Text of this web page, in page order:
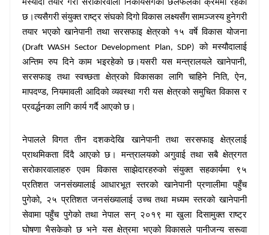
छ।त्यसैगरी संयुक्त राष्ट्र संघको दिगो विकास लक्ष्यसँगसामञ्जस्य हुनेगरी
तयार भएको खानेपानी तथा सरसफाइ क्षेत्रको १५ वर्षे विकास योजना
(Draft WASH Sector Development Plan, SDP)को मस्यौदालाई
अन्तिम रुप दिने काम भइरहेको छ।यसरी यस मन्त्रालयले खानेपानी,
सरसफाइ तथा स्वच्छता क्षेत्रको विकासका लागि चाहिने निति, ऐन,
मापदण्ड, नियमावली आदिको व्यवस्था गरी यस क्षेत्रको समुचित विकास र
प्रवर्द्धनका लागि कार्य गर्दै आएको छ।
नेपालले विगत तीन दशकदेखि खानेपानी तथा सरसफाइ क्षेत्रलाई
प्राथमिकता दिंदै आएको छ। मन्त्रालयको अगुवाई तथा सबै क्षेत्रगत
सरोकारवालाहरु एवम विकास साझेदारहरुको संयुक्त सहकार्यमा ९५
प्रतिशत जनसंख्यालाई आधारभूत स्तरको खानेपानी प्रणालीमा पहुँच
पुगेको, २५ प्रतिशत जनसंख्यालाई उच्च तथा मध्यम स्तरको खानेपानी
सेवामा पहुँच पुगेको तथा नेपाल सन् २०१९ मा खुला दिसामुक्त राष्ट्र
घोषणा भैसकेको छ भने यस क्षेत्रमा भएको विकासले पानीजन्य सरूवा